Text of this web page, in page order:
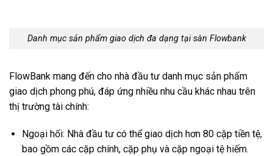
Danh mục sản phẩm giao dịch đa dạng tại sàn Flowbank
FlowBank mang đến cho nhà đầu tư danh mục sản phẩm
giao dịch phong phú, đáp ứng nhiều nhu cầu khác nhau trên
thị trường tài chính:
Ngoại hối: Nhà đầu tư có thể giao dịch hơn 80 cặp tiền tệ,
bao gồm các cặp chính, cặp phụ và cặp ngoại tệ hiếm.